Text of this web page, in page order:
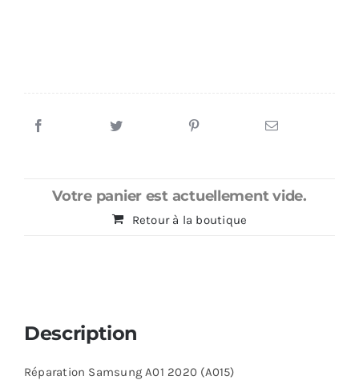
Votre panier est actuellement vide.
Retour à la boutique
Description
Réparation Samsung A01 2020 (A015)